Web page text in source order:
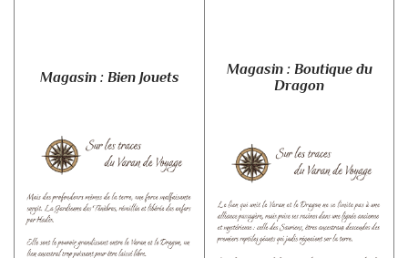
Magasin : Bien Jouets
Magasin : Boutique du
Dragon